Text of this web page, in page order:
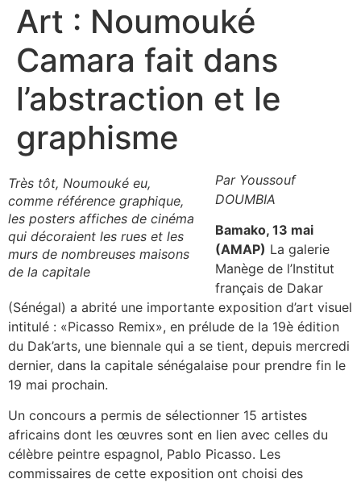
Art : Noumouké
Camara fait dans
l’abstraction et le
graphisme
Très tôt, Noumouké eu,
comme référence graphique,
les posters affiches de cinéma
qui décoraient les rues et les
murs de nombreuses maisons
de la capitale
Par Youssouf
DOUMBIA
Bamako, 13 mai
(AMAP) La galerie
Manège de l’Institut
français de Dakar
(Sénégal) a abrité une importante exposition d’art visuel
intitulé : «Picasso Remix», en prélude de la 19è édition
du Dak’arts, une biennale qui a se tient, depuis mercredi
dernier, dans la capitale sénégalaise pour prendre fin le
19 mai prochain.
Un concours a permis de sélectionner 15 artistes
africains dont les œuvres sont en lien avec celles du
célèbre peintre espagnol, Pablo Picasso. Les
commissaires de cette exposition ont choisi des